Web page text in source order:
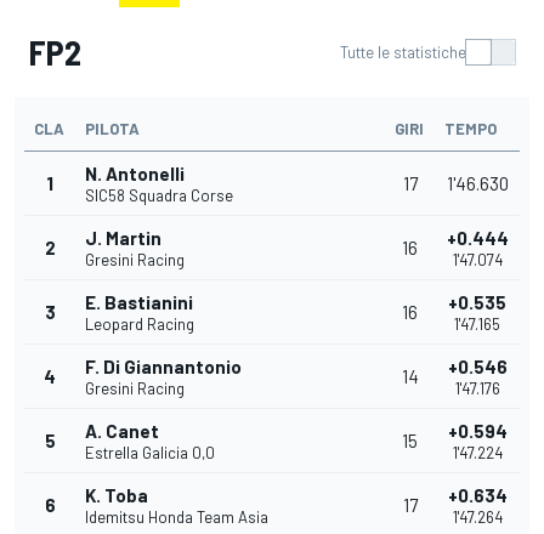
FP2 Tutte le statistiche
CLA PILOTA GIRI TEMPO
1 N. Antonelli
SIC58 Squadra Corse
17 1'46.630
2 J. Martin
Gresini Racing
16 +0.444
1'47.074
3 E. Bastianini
Leopard Racing
16 +0.535
1'47.165
4 F. Di Giannantonio
Gresini Racing
14 +0.546
1'47.176
5 A. Canet
Estrella Galicia 0,0
15 +0.594
1'47.224
6 K. Toba
Idemitsu Honda Team Asia
17 +0.634
1'47.264